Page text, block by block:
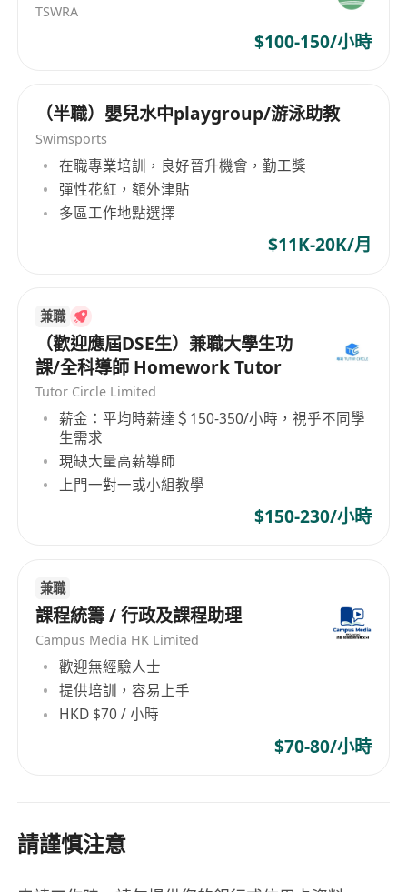
TSWRA
$100-150/小時
（半職）嬰兒水中playgroup/游泳助教
Swimsports
在職專業培訓，良好晉升機會，勤工獎
彈性花紅，額外津貼
多區工作地點選擇
$11K-20K/月
兼職
（歡迎應屆DSE生）兼職大學生功
課/全科導師 Homework Tutor
Tutor Circle Limited
薪金：平均時薪達＄150-350/小時，視乎不同學
生需求
現缺大量高薪導師
上門一對一或小組教學
$150-230/小時
兼職
課程統籌 / 行政及課程助理
Campus Media HK Limited
歡迎無經驗人士
提供培訓，容易上手
HKD $70 / 小時
$70-80/小時
請謹慎注意